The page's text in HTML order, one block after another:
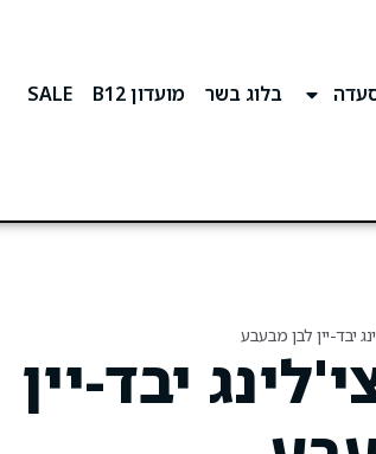
בלוג בשר מועדון B12
SALE
יבד-יין לבן מבעבע
יבד-יין